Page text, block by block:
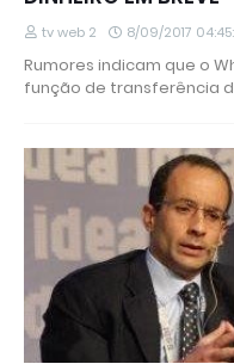
tv web 2 8/09/2017
Rumores indicam que o
função de transferência